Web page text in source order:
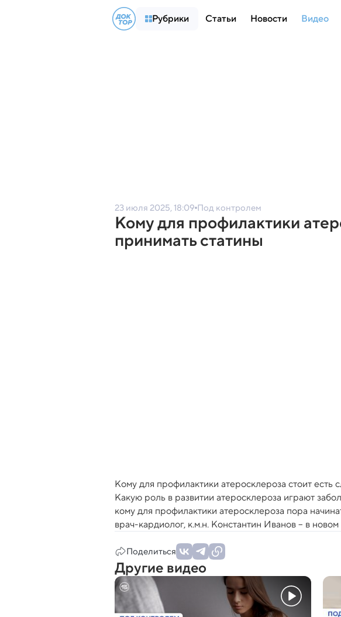
Рубрики Статьи Новости Видео
23 июля 2025, 18:09 Под контролем
Кому для профилактики
принимать статины
Кому для профилактики атеросклероза стоит есть
Какую роль в развитии атеросклероза играют
кому для профилактики атеросклероза пора
врач-кардиолог, к.м.н. Константин Иванов – в
Поделиться
Другие видео